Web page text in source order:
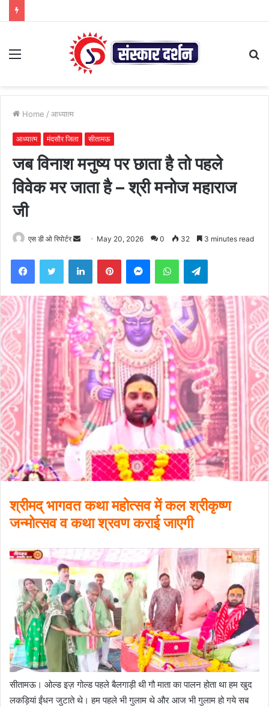
Menu
Home / आध्यात्म
आध्यात्म मंदसौर जिला सीतामऊ
जब विनाश मनुष्य पर छाता है तो पहले
विवेक मर जाता है – श्री मनोज महाराज
जी
एस डी ओ रिपोर्टर
Send May 20, 2026 0 32 3 minutes read
FacebookTwitter LinkedInPinterestMessengerWhatsAppTelegram
श्रीमद् भागवत कथा महोत्सव में कल श्रीकृष्ण
जन्मोत्सव व कथा श्रवण कराई जाएगी
सीतामऊ। ओल्ड इज़ गोल्ड पहले बैलगाड़ी थी गौ माता का पालन होता था हम खुद
लकड़ियां ईंधन जुटाते थे। हम पहले भी गुलाम थे और आज भी गुलाम हो गये सब